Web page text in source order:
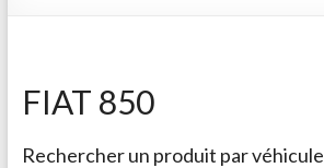
FIAT 850
Rechercher un produit par véhicule